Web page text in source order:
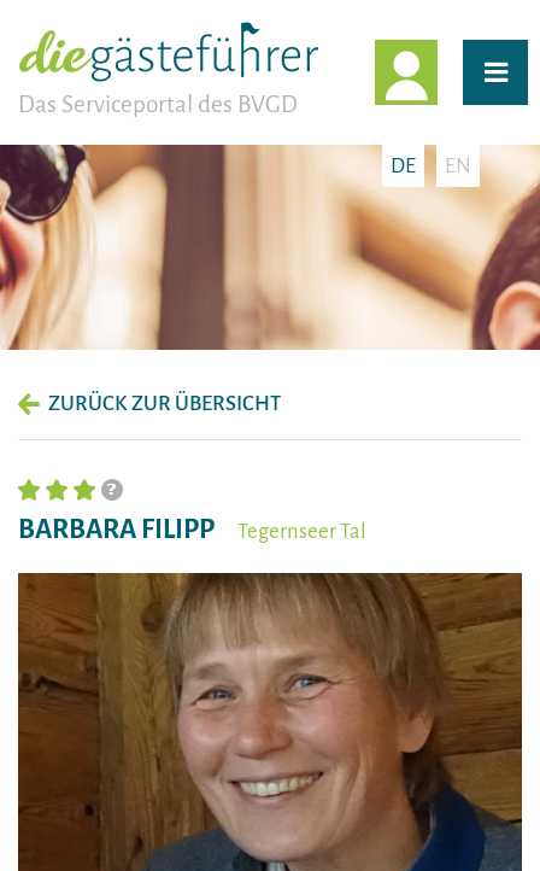
Das Serviceportal des BVGD
DE EN
ZURÜCK ZUR ÜBERSICHT
BARBARA FILIPP Tegernseer Tal